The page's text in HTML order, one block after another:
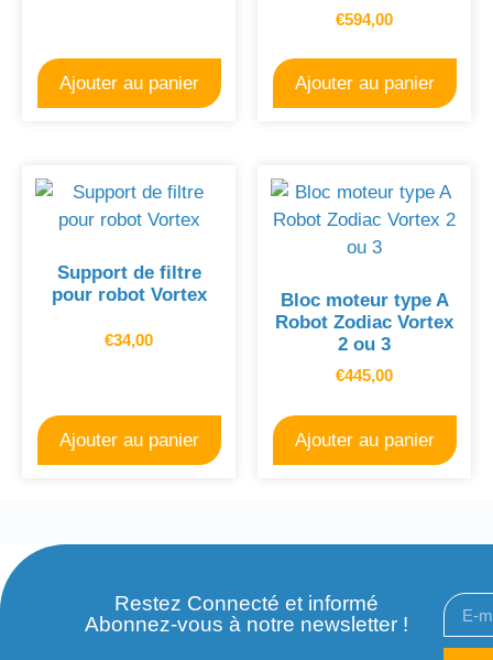
Ajouter au panier
€594,00
Ajouter au panier
Support de filtre
pour robot Vortex
€34,00
Ajouter au panier
Bloc moteur type A
Robot Zodiac Vortex
2 ou 3
€445,00
Ajouter au panier
Restez Connecté et informé
Abonnez-vous à notre newsletter !